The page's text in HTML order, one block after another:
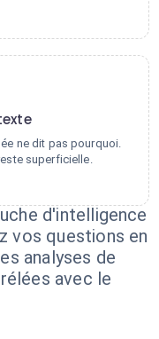
ne dit pas pourquoi.
superficielle.
d'intelligence
vos questions en
analyses de
avec le